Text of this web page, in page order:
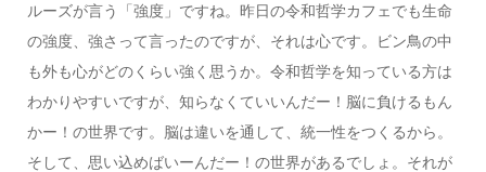
ルーズが言う「強度」ですね。昨日の令和哲学カフェでも生命
の強度、強さって言ったのですが、それは心です。ビン鳥の中
も外も心がどのくらい強く思うか。令和哲学を知っている方は
わかりやすいですが、知らなくていいんだー！脳に負けるもん
かー！の世界です。脳は違いを通して、統一性をつくるから。
そして、思い込めばいーんだー！の世界があるでしょ。それが